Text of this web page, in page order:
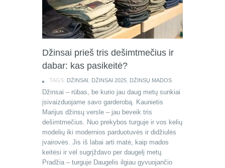
Džinsai prieš tris dešimtmečius ir
dabar: kas pasikeitė?
TAGS: DŽINSAI DŽINSAI 2025 DŽINSŲ MADOS
Džinsai – rūbas, be kurio jau daug metų sunkiai
įsivaizduojame savo garderobą. Kaunietis
Marijus džinsų versle – jau beveik tris
dešimtmečius. Nuo prekybos turguje ir vos kelių
modelių iki modernios parduotuvės ir didžiulės
įvairovės. Jis iš labai arti matė, kaip mados
keitėsi ir vėl sugrįždavo per daugelį metų.
Pradžia – turguje Daugelis ilgiau gyvuojančio